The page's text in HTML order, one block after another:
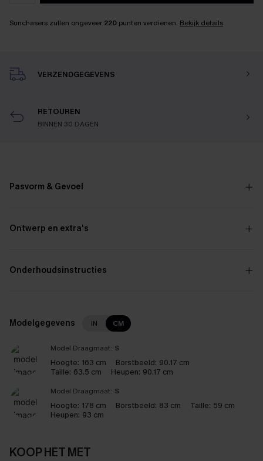
Sunchasers zullen ongeveer 220 punten verdienen. Bekijk details
VERZENDGEGEVENS
RETOUREN
BINNEN 30 DAGEN
Pasvorm & Gevoel
Ontwerp en extra's
Onderhoudsinstructies
Modelgegevens IN CM
Model Draagmaat: S
Hoogte: 163 cm Borstbeeld: 90.17 cm
Taille: 63.5 cm Heupen: 90.17 cm
Model Draagmaat: S
Hoogte: 178 cm Borstbeeld: 83 cm Taille: 59 cm
Heupen: 93 cm
KOOP HET MET